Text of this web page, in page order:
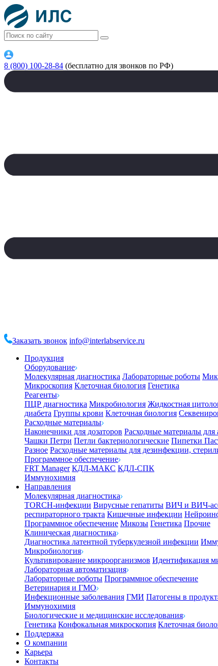
8 (800) 100-28-84 (бесплатно для звонков по РФ)
Заказать звонок info@interlabservice.ru
Продукция
Оборудование
Молекулярная диагностика Лабораторные роботы
Микроскопия Клеточная биология Генетика
Реагенты
ПЦР диагностика Микробиология Жидкостная
диабета Группы крови Клеточная биология
Расходные материалы
Наконечники для дозаторов Расходные материалы для
Чашки Петри Петли бактериологические Пипетки
Разное Расходные материалы для дезинфекции,
Программное обеспечение
FRT Manager КДЛ-МАКС КДЛ-СПК
Иммунохимия
Направления
Молекулярная диагностика
TORCH-инфекции Вирусные гепатиты ВИЧ и ВИЧ-
респираторного тракта Кишечные инфекции
Программное обеспечение Микозы Генетика Прочие
Клиническая диагностика
Диагностика латентной туберкулезной инфекции
Микробиология
Культивирование микроорганизмов Идентификация
Лабораторная автоматизация
Лабораторные роботы Программное обеспечение
Ветеринария и ГМО
Инфекционные заболевания ГМИ Патогены в
Иммунохимия
Биологические и медицинские исследования
Генетика Конфокальная микроскопия Клеточная
Поддержка
О компании
Карьера
Контакты